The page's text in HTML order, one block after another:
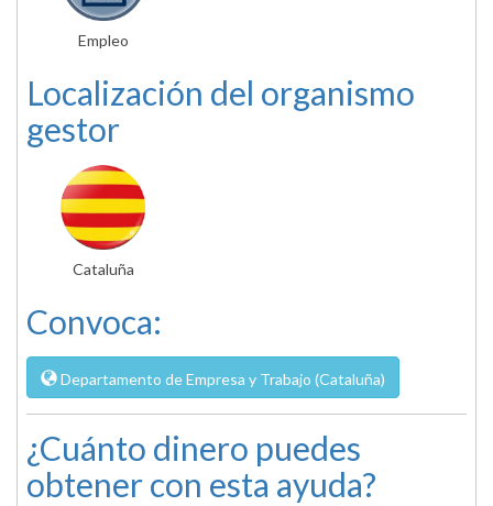
Empleo
Localización del organismo
gestor
Cataluña
Convoca:
Departamento de Empresa y Trabajo (Cataluña)
¿Cuánto dinero puedes
obtener con esta ayuda?